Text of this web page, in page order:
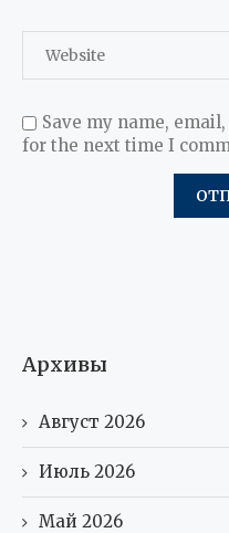
Save my name,
for the next time I
Архивы
Август 2026
Июль 2026
Май 2026